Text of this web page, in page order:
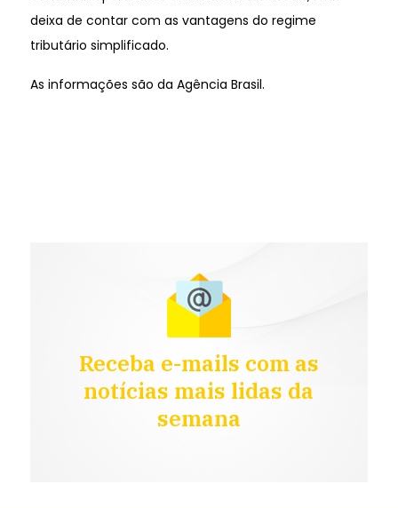
deixa de contar com as vantagens do regime
tributário simplificado.
As informações são da Agência Brasil.
Receba e-mails com as
notícias mais lidas da
semana